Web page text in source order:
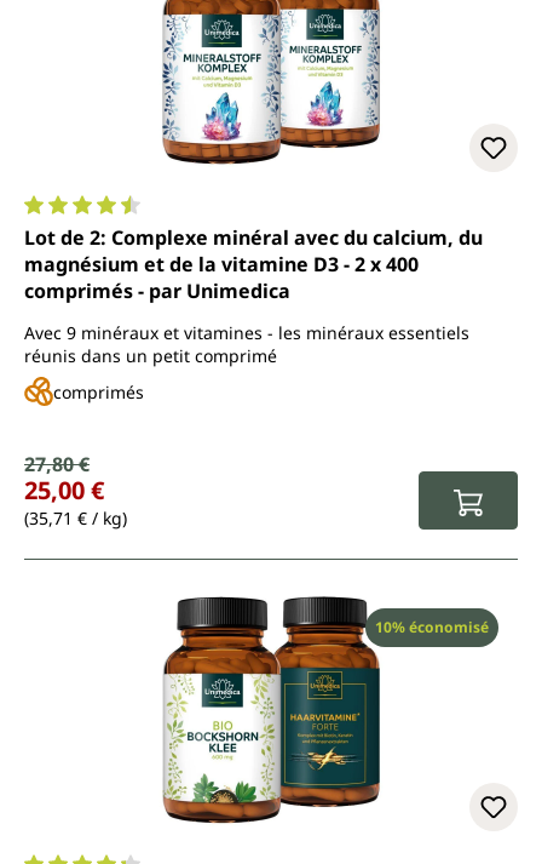
Note moyenne de 4.5 sur 5 étoiles
Lot de 2: Complexe minéral avec du calcium, du
magnésium et de la vitamine D3 - 2 x 400
comprimés - par Unimedica
Avec 9 minéraux et vitamines - les minéraux essentiels
réunis dans un petit comprimé
comprimés
Prix de vente :
Prix régulier :
27,80 €
25,00 €
(35,71 € / kg)
Réduction
10% économisé